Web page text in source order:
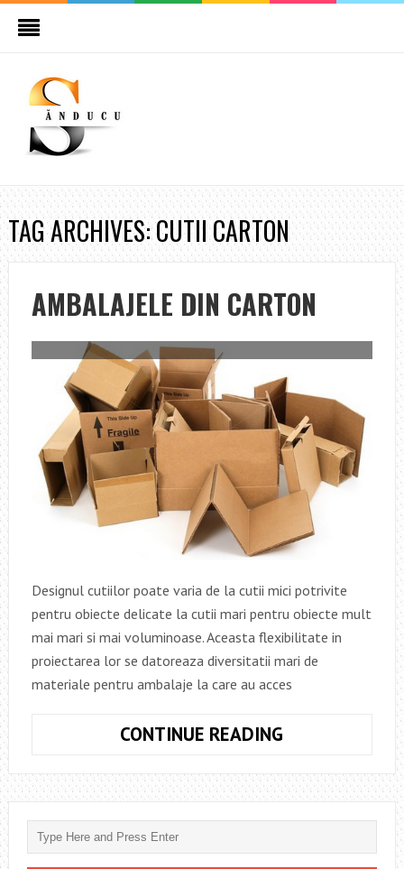
TAG ARCHIVES: CUTII CARTON
AMBALAJELE DIN CARTON
Designul cutiilor poate varia de la cutii mici potrivite
pentru obiecte delicate la cutii mari pentru obiecte mult
mai mari si mai voluminoase. Aceasta flexibilitate in
proiectarea lor se datoreaza diversitatii mari de
materiale pentru ambalaje la care au acces
CONTINUE READING
CARTON